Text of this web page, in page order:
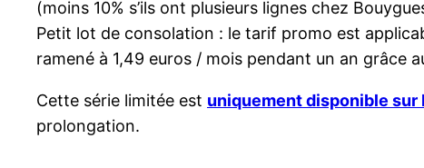
(moins 10% s’ils ont plusieurs lignes chez
Petit lot de consolation : le tarif promo est
ramené à 1,49 euros / mois pendant un an grâce
Cette série limitée est uniquement disponible sur
prolongation.